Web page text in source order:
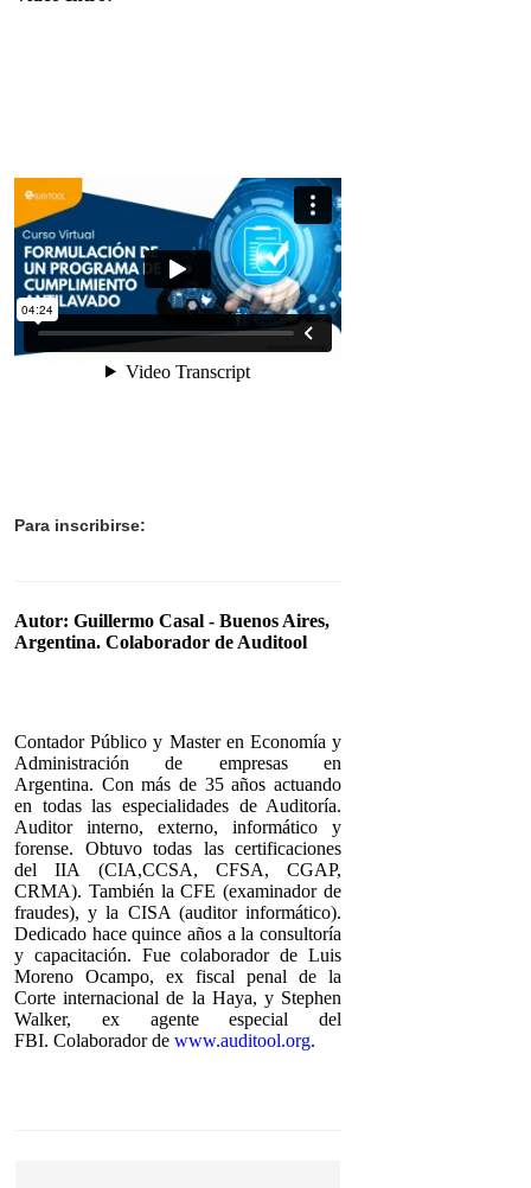
Para inscribirse:
Autor: Guillermo Casal - Buenos Aires,
Argentina. Colaborador de Auditool
Contador Público y Master en Economía y
Administración de empresas en
Argentina. Con más de 35 años actuando
en todas las especialidades de Auditoría.
Auditor interno, externo, informático y
forense. Obtuvo todas las certificaciones
del IIA (CIA,CCSA, CFSA, CGAP,
CRMA). También la CFE (examinador de
fraudes), y la CISA (auditor informático).
Dedicado hace quince años a la consultoría
y capacitación. Fue colaborador de Luis
Moreno Ocampo, ex fiscal penal de la
Corte internacional de la Haya, y Stephen
Walker, ex agente especial del
FBI. Colaborador de www.auditool.org.